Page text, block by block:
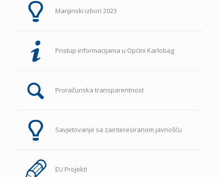
Manjinski izbori 2023
Pristup informacijama u Općini Karlobag
Proračunska transparentnost
Savjetovanje sa zainteresiranom javnošću
EU Projekti